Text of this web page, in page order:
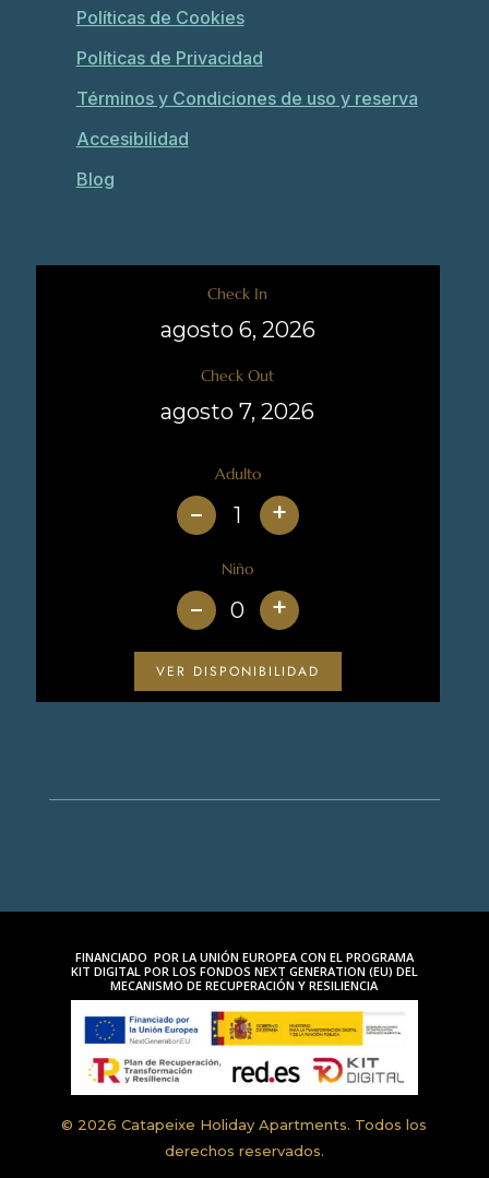
Políticas de Cookies
Políticas de Privacidad
Términos y Condiciones de uso y reserva
Accesibilidad
Blog
Check In
Check Out
Adulto
+
Niño
+
VER DISPONIBILIDAD
FINANCIADO POR LA UNIÓN EUROPEA CON EL PROGRAMA
KIT DIGITAL POR LOS FONDOS NEXT GENERATION (EU) DEL
MECANISMO DE RECUPERACIÓN Y RESILIENCIA
© 2026 Catapeixe Holiday Apartments. Todos los
derechos reservados.